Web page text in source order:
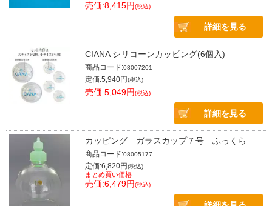
売価:8,415円(税込)
詳細を見る
CIANA シリコーンカッピング(6個入)
商品コード:08007201
定価:5,940円(税込)
売価:5,049円(税込)
詳細を見る
カッピング ガラスカップ７号 ふっくら
商品コード:08005177
定価:6,820円(税込)
まとめ買い価格
売価:6,479円(税込)